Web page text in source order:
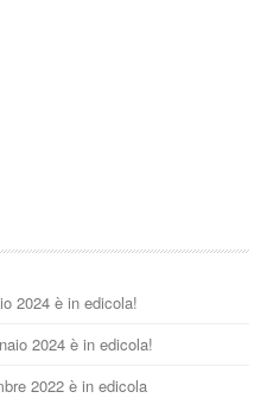
2024 è in edicola!
2024 è in edicola!
2022 è in edicola